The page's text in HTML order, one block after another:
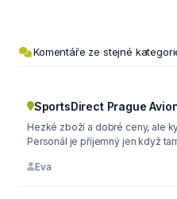
Komentáře ze stejné
SportsDirect Prague
Hezké zboží a dobré ceny, ale
Personál je příjemný jen když
Eva